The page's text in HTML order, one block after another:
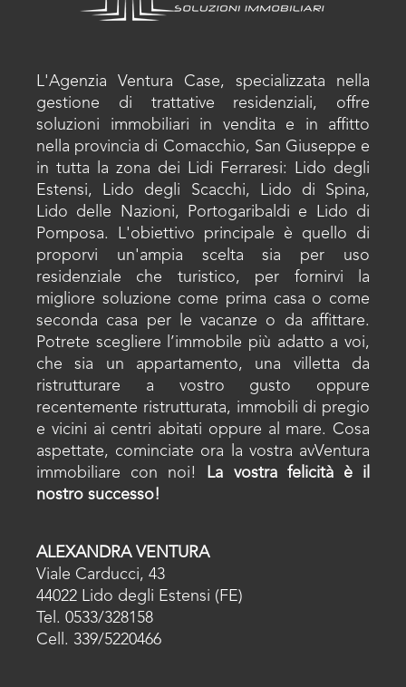
L'Agenzia Ventura Case, specializzata nella
gestione di trattative residenziali, offre
soluzioni immobiliari in vendita e in affitto
nella provincia di Comacchio, San Giuseppe e
in tutta la zona dei Lidi Ferraresi: Lido degli
Estensi, Lido degli Scacchi, Lido di Spina,
Lido delle Nazioni, Portogaribaldi e Lido di
Pomposa. L'obiettivo principale è quello di
proporvi un'ampia scelta sia per uso
residenziale che turistico, per fornirvi la
migliore soluzione come prima casa o come
seconda casa per le vacanze o da affittare.
Potrete scegliere l’immobile più adatto a voi,
che sia un appartamento, una villetta da
ristrutturare a vostro gusto oppure
recentemente ristrutturata, immobili di pregio
e vicini ai centri abitati oppure al mare. Cosa
aspettate, cominciate ora la vostra avVentura
immobiliare con noi!
La vostra felicità è il
nostro successo!
ALEXANDRA VENTURA
Viale Carducci, 43
44022 Lido degli Estensi (FE)
Tel. 0533/328158
Cell. 339/5220466